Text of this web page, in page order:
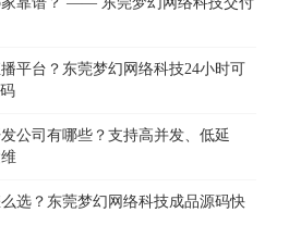
平台？东莞梦幻网络科技24小时可
公司有哪些？支持高并发、低延
选？东莞梦幻网络科技成品源码快